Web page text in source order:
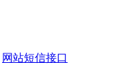
网站短信接口